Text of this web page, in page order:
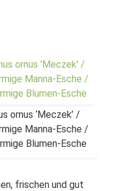
ornus ‘Meczek’ /
Manna-Esche /
Blumen-Esche
frischen und gut